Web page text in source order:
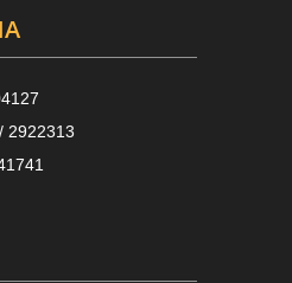
2922313